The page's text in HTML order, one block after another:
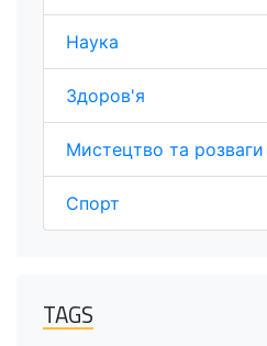
Наука
Здоров'я
Мистецтво та розваги
Спорт
TAGS